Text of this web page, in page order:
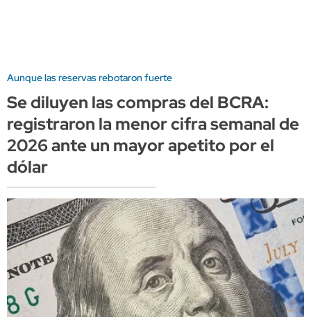
Aunque las reservas rebotaron fuerte
Se diluyen las compras del BCRA:
registraron la menor cifra semanal de
2026 ante un mayor apetito por el
dólar